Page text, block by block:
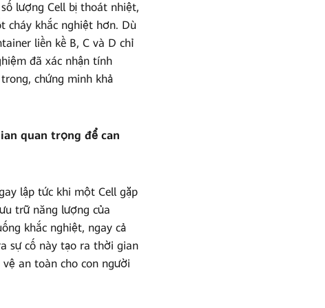
lượng Cell bị thoát nhiệt,
cháy khắc nghiệt hơn. Dù
liền kề B, C và D chỉ
đã xác nhận tính
chứng minh khả
quan trọng để can
lập tức khi một Cell gặp
trữ năng lượng của
khắc nghiệt, ngay cả
sự cố này tạo ra thời gian
an toàn cho con người